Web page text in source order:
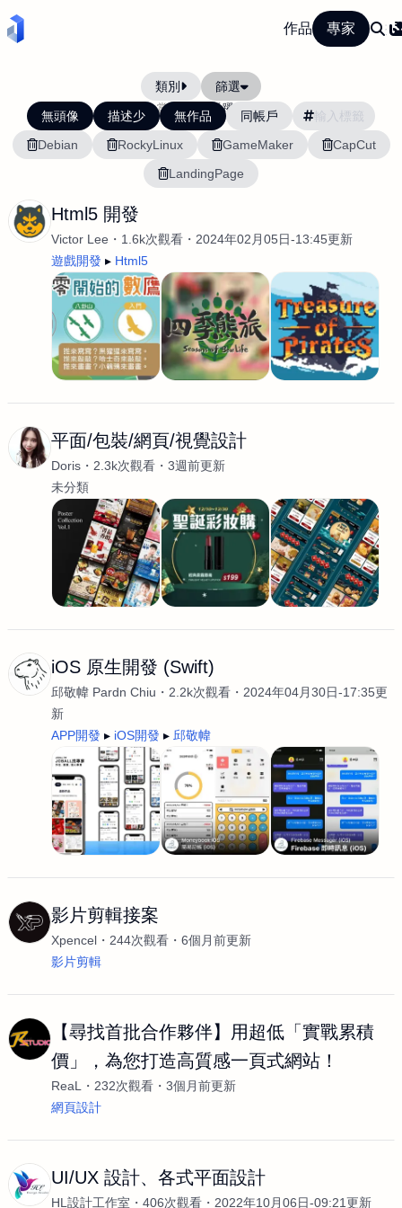
作品 專家
類別 篩選
當前排序: 活躍度
無頭像 描述少 無作品
同帳戶
Debian
RockyLinux GameMaker
CapCut
LandingPage
Html5 開發
Victor Lee 1.6k次觀看
2024年02月05日-13:45更新
遊戲開發
Html5
平面/包裝/網頁/視覺設計
Doris 2.3k次觀看
3週前更新
未分類
iOS 原生開發 (Swift)
邱敬幃 Pardn Chiu 2.2k次觀看
2024年04月30日-17:35更
新
APP開發
iOS開發 邱敬幃
影片剪輯接案
Xpencel 244次觀看
6個月前更新
影片剪輯
【尋找首批合作夥伴】用超低「實戰累積
價」，為您打造高質感一頁式網站！
ReaL 232次觀看
3個月前更新
網頁設計
UI/UX 設計、各式平面設計
HL設計工作室 406次觀看 2022年10月06日-09:21更新